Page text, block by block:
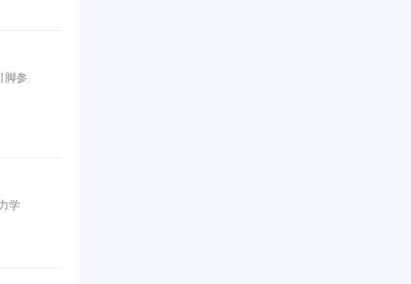
脚参
学